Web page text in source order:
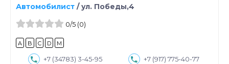
Автомобилист /ул. Победы,4
0/5(0)
A B C D M
+7 (34783) 3-45-95 +7 (917) 775-40-77